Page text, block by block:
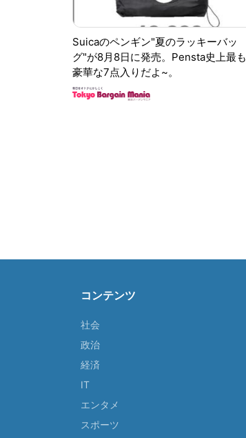
Suicaのペンギン"夏のラッキーバッ
グ"が8月8日に発売。Pensta史上最も
豪華な7点入りだよ~。
コンテンツ
社会
政治
経済
IT
エンタメ
スポーツ